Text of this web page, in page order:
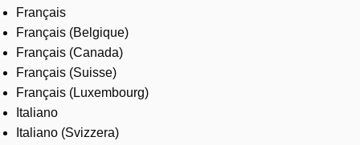
Français
Français (Belgique)
Français (Canada)
Français (Suisse)
Français (Luxembourg)
Italiano
Italiano (Svizzera)